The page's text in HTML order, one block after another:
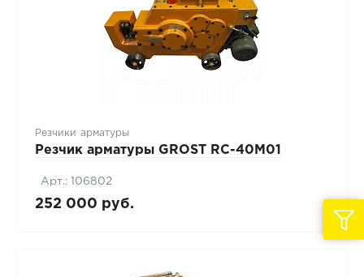
Резчики арматуры
Резчик арматуры GROST RC-40М01
Арт.: 106802
252 000 руб.